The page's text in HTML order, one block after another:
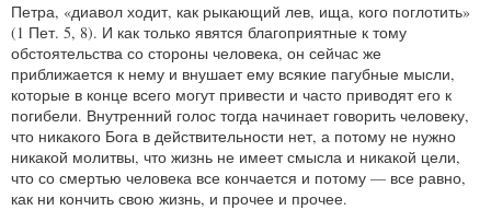
Петра, «диавол ходит, как рыкающий лев, ища, кого поглотить»
(1 Пет. 5, 8). И как только явятся благоприятные к тому
обстоятельства со стороны человека, он сейчас же
приближается к нему и внушает ему всякие пагубные мысли,
которые в конце всего могут привести и часто приводят его к
погибели. Внутренний голос тогда начинает говорить человеку,
что никакого Бога в действительности нет, а потому не нужно
никакой молитвы, что жизнь не имеет смысла и никакой цели,
что со смертью человека все кончается и потому — все равно,
как ни кончить свою жизнь, и прочее и прочее.